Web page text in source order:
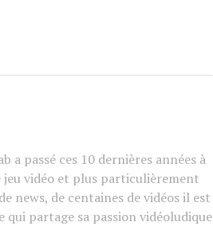
a passé ces 10 dernières années à
vidéo et plus particulièrement
news, de centaines de vidéos il est
qui partage sa passion vidéoludique